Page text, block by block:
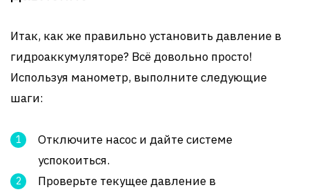
Итак, как же правильно установить давление в
гидроаккумуляторе? Всё довольно просто!
Используя манометр, выполните следующие
шаги:
Отключите насос и дайте системе
успокоиться.
Проверьте текущее давление в